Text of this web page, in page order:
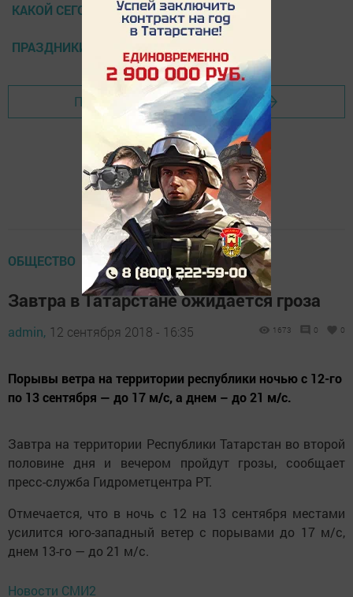
КАКОЙ СЕГОДНЯ ПРАЗДНИК
ПРАЗДНИКИ 13 СЕНТЯБРЯ
Перейти на страницу новости
ОБЩЕСТВО
Завтра в Татарстане ожидается гроза
admin, 12 сентября 2018 - 16:35 1673 0 0
Порывы ветра на территории республики ночью с 12-го
по 13 сентября — до 17 м/с, а днем – до 21 м/с.
Завтра на территории Республики Татарстан во второй
половине дня и вечером пройдут грозы, сообщает
пресс-служба Гидрометцентра РТ.
Отмечается, что в ночь с 12 на 13 сентября местами
усилится юго-западный ветер с порывами до 17 м/с,
днем 13-го — до 21 м/с.
Новости СМИ2